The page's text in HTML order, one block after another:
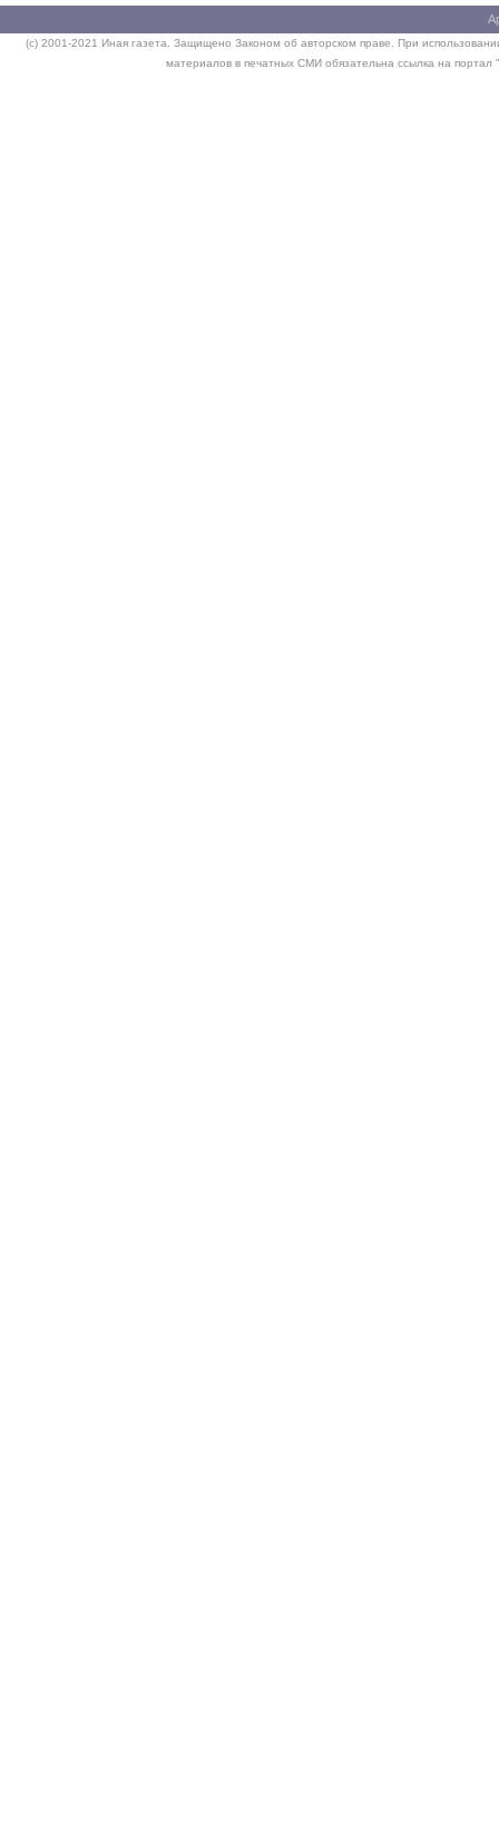
(c) 2001-2021 Иная газета. Защищено Законом об авторском праве. При
материалов в печатных СМИ обязательна ссылка на